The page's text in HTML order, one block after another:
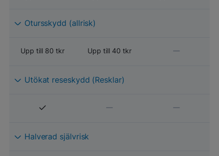
Otursskydd (allrisk)
Upp till 80 tkr Upp till 40 tkr
Utökat reseskydd (Resklar)
Halverad självrisk